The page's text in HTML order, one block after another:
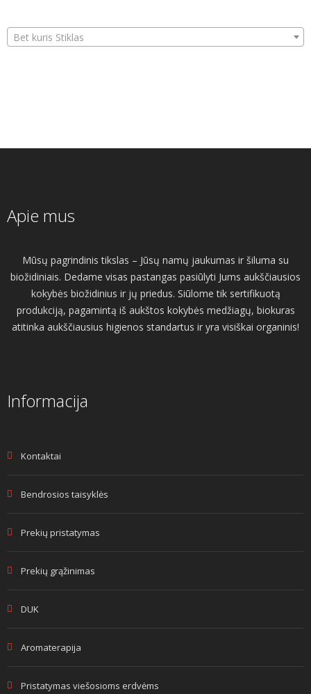
Bet kuris Stiklas
Apie mus
Mūsų pagrindinis tikslas – Jūsų namų jaukumas ir šiluma su
biožidiniais. Dedame visas pastangas pasiūlyti Jums aukščiausios
kokybės biožidinius ir jų priedus. Siūlome tik sertifikuotą
produkciją, pagamintą iš aukštos kokybės medžiagų, biokuras
atitinka aukščiausius higienos standartus ir yra visiškai organinis!
Informacija
Kontaktai
Bendrosios taisyklės
Prekių pristatymas
Prekių grąžinimas
DUK
Aromaterapija
Pristatymas viešosioms erdvėms